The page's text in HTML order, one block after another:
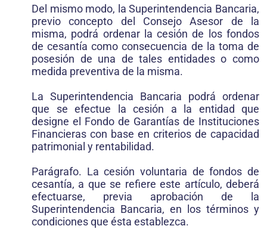
Del mismo modo, la Superintendencia Bancaria,
previo concepto del Consejo Asesor de la
misma, podrá ordenar la cesión de los fondos
de cesantía como consecuencia de la toma de
posesión de una de tales entidades o como
medida preventiva de la misma.
La Superintendencia Bancaria podrá ordenar
que se efectue la cesión a la entidad que
designe el Fondo de Garantías de Instituciones
Financieras con base en criterios de capacidad
patrimonial y rentabilidad.
Parágrafo. La cesión voluntaria de fondos de
cesantía, a que se refiere este artículo, deberá
efectuarse, previa aprobación de la
Superintendencia Bancaria, en los términos y
condiciones que ésta establezca.